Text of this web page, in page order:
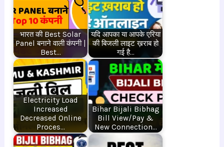
भारत की Best Solar
Panel बनाने वाली कंपनी |
Best…
यदि आपका या आपके एरिया
की बिजली लाइट ख़राब हो
गई है…
Electricity Load
Increased
Decreased Online
Proces…
Bihar Bijali Bibhag
Bill View/Pay &
New Connection…